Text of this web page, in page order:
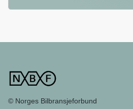
© Norges Bilbransjeforbund